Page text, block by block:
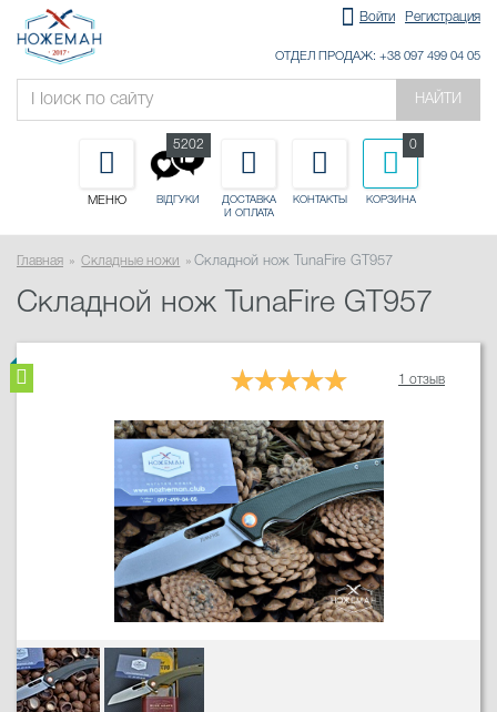
Войти Регистрация
ОТДЕЛ ПРОДАЖ: +38 097 499 04 05
НАЙТИ
МЕНЮ ВІДГУКИ
5202
ДОСТАВКА
И ОПЛАТА
КОНТАКТЫ КОРЗИНА
0
Главная Складные ножи Складной нож TunaFire GT957
Складной нож TunaFire GT957
1 отзыв